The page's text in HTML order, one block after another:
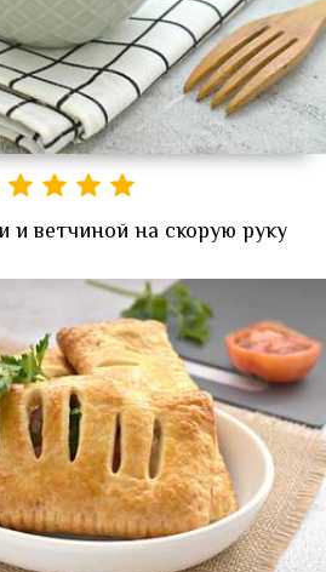
и ветчиной на скорую руку